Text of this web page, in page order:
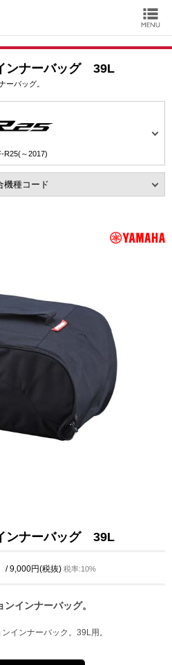
ンナーバッグ 39L
ーバッグ。
R25(～2017)
機種コード
ンナーバッグ 39L
/ 9,000円(税抜) 税率:10%
インナーバッグ。
インナーバック。39L用。